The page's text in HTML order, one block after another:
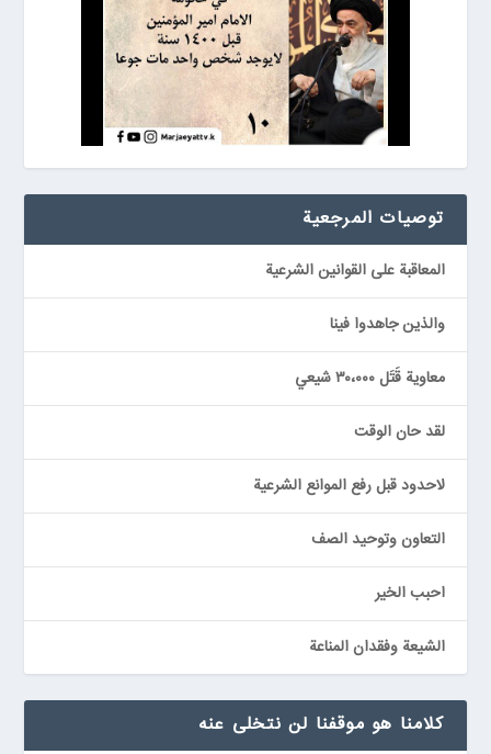
توصيات المرجعیة
المعاقبة على القوانين الشرعية
والذين جاهدوا فينا
معاوية قَتَل ٣٠،٠٠٠ شيعي
لقد حان الوقت
لاحدود قبل رفع الموانع الشرعية
التعاون وتوحيد الصف
احبب الخير
الشيعة وفقدان المناعة
كلامنا هو موقفنا لن نتخلى عنه